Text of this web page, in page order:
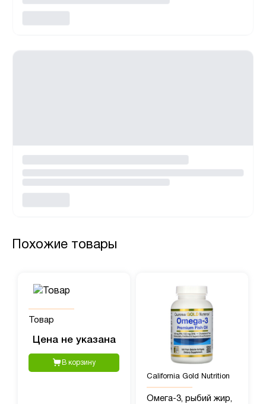
Похожие товары
Товар
Цена не указана
В корзину
California Gold Nutrition
Омега-3, рыбий жир,